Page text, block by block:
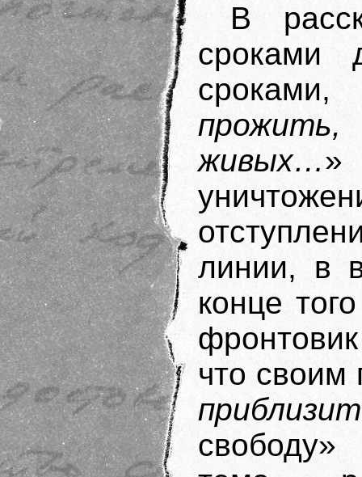
В
сроками
живых…»
линии, в
конце
что своим